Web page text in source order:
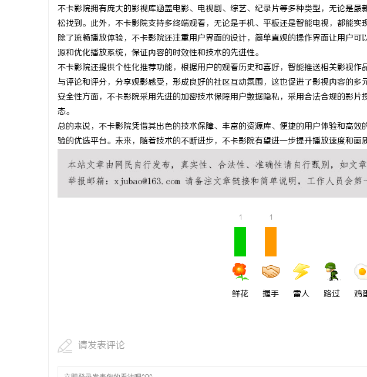
不卡影院拥有庞大的影视库涵盖电影、电视剧、综艺、纪录片等多种类型，无论是
松找到。此外，不卡影院支持多终端观看，无论是手机、平板还是智能电视，都能实
除了流畅播放体验，不卡影院还注重用户界面的设计，简单直观的操作界面让用户
源和优化播放系统，保证内容的时效性和技术的先进性。
不卡影院还提供个性化推荐功能，根据用户的观看历史和喜好，智能推送相关影视
与评论和评分，分享观影感受，形成良好的社区互动氛围，这也促进了影视内容的多
安全性方面，不卡影院采用先进的加密技术保障用户数据隐私，采用合法合规的影
态。
总的来说，不卡影院凭借其出色的技术保障、丰富的资源库、便捷的用户体验和高
验的优选平台。未来，随着技术的不断进步，不卡影院有望进一步提升播放速度和画
1
鲜花
1
握手 雷人 路过 鸡
请发表评论
防坠落水平生命线在高空作业安全中的
用与应用解析